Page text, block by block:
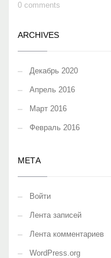
0 comments
ARCHIVES
Декабрь 2020
Апрель 2016
Март 2016
Февраль 2016
МЕТА
Войти
Лента записей
Лента комментариев
WordPress.org